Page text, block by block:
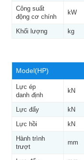
Công suất
động cơ chính
kW
Khối lượng kg
Model(HP)
Lực ép
danh định
kN
Lực đẩy kN
Lực hồi
kN
Hành trình
trượt
mm